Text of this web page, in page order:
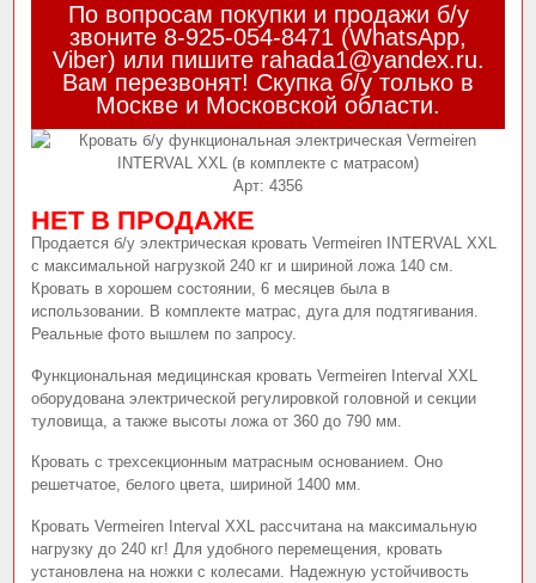
По вопросам покупки и продажи б/у
звоните 8-925-054-8471 (WhatsApp,
Viber) или пишите rahada1@yandex.ru.
Вам перезвонят! Скупка б/у только в
Москве и Московской области.
Арт: 4356
НЕТ В ПРОДАЖЕ
Продается б/у электрическая кровать Vermeiren INTERVAL XXL
с максимальной нагрузкой 240 кг и шириной ложа 140 см.
Кровать в хорошем состоянии, 6 месяцев была в
использовании. В комплекте матрас, дуга для подтягивания.
Реальные фото вышлем по запросу.
Функциональная медицинская кровать Vermeiren Interval XXL
оборудована электрической регулировкой головной и секции
туловища, а также высоты ложа от 360 до 790 мм.
Кровать с трехсекционным матрасным основанием. Оно
решетчатое, белого цвета, шириной 1400 мм.
Кровать Vermeiren Interval XXL рассчитана на максимальную
нагрузку до 240 кг! Для удобного перемещения, кровать
установлена на ножки с колесами. Надежную устойчивость